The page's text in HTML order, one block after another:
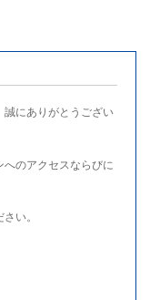
誠にありがとうござい
のアクセスならびに
い。